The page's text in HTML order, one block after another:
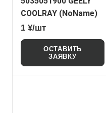
COOLRAY (NoName)
1 ¥/шт
ОСТАВИТЬ
ЗАЯВКУ